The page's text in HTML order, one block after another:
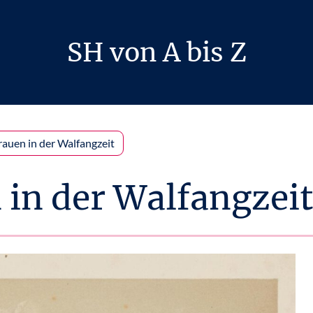
SH von A bis Z
in der Walfangzeit
der Walfangzeit